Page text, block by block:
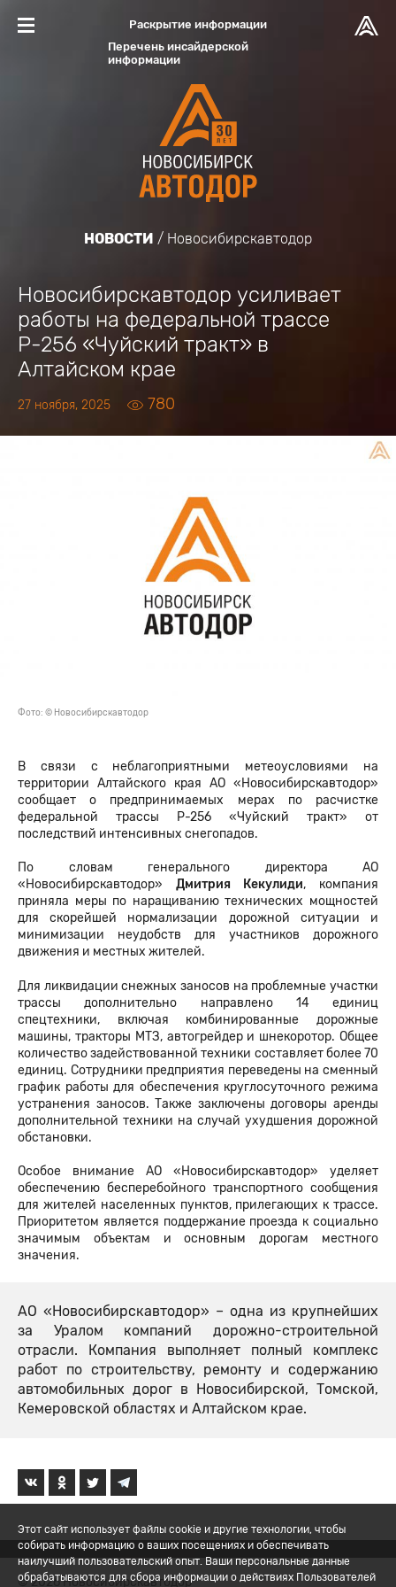
Раскрытие информации
Перечень инсайдерской
информации
НОВОСТИ Новосибирскавтодор
Новосибирскавтодор усиливает
работы на федеральной трассе
Р-256 «Чуйский тракт» в
Алтайском крае
27 ноября, 2025 780
Фото: © Новосибирскавтодор
В связи с неблагоприятными метеоусловиями на
территории Алтайского края АО «Новосибирскавтодор»
сообщает о предпринимаемых мерах по расчистке
федеральной трассы Р-256 «Чуйский тракт» от
последствий интенсивных снегопадов.
По словам генерального директора АО
«Новосибирскавтодор» Дмитрия Кекулиди, компания
приняла меры по наращиванию технических мощностей
для скорейшей нормализации дорожной ситуации и
минимизации неудобств для участников дорожного
движения и местных жителей.
Для ликвидации снежных заносов на проблемные участки
трассы дополнительно направлено 14 единиц
спецтехники, включая комбинированные дорожные
машины, тракторы МТЗ, автогрейдер и шнекоротор. Общее
количество задействованной техники составляет более 70
единиц. Сотрудники предприятия переведены на сменный
график работы для обеспечения круглосуточного режима
устранения заносов. Также заключены договоры аренды
дополнительной техники на случай ухудшения дорожной
обстановки.
Особое внимание АО «Новосибирскавтодор» уделяет
обеспечению бесперебойного транспортного сообщения
для жителей населенных пунктов, прилегающих к трассе.
Приоритетом является поддержание проезда к социально
значимым объектам и основным дорогам местного
значения.
АО «Новосибирскавтодор» – одна из крупнейших
за Уралом компаний дорожно-строительной
отрасли. Компания выполняет полный комплекс
работ по строительству, ремонту и содержанию
автомобильных дорог в Новосибирской, Томской,
Кемеровской областях и Алтайском крае.
© 2026 Новосибирскавтодор
Этот сайт использует файлы cookie и другие технологии, чтобы
собирать информацию о ваших посещениях и обеспечивать
наилучший пользовательский опыт. Ваши персональные данные
обрабатываются для сбора информации о действиях Пользователей